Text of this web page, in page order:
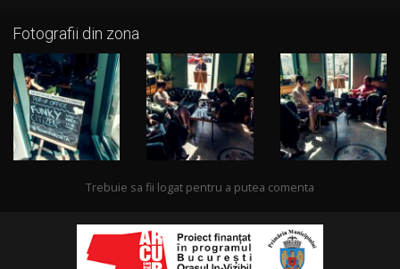
Fotografii din zona
Trebuie sa fii logat pentru a putea comenta